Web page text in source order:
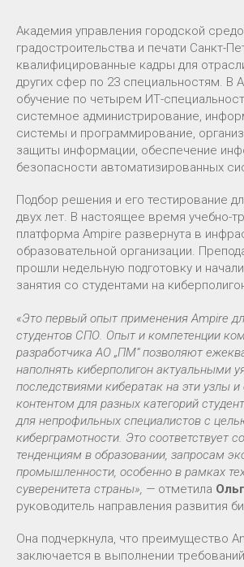
Академия управления городской
градостроительства и печати Санкт-
квалифицированные кадры для
других сфер по 23 специальностям. В
обучение по четырем ИТ-
системное администрирование,
системы и программирование,
защиты информации, обеспечение
безопасности автоматизированных
Подбор решения и его тестирование
двух лет. В настоящее время учебно-
платформа Ampire развернута в
образовательной организации.
прошли недельную подготовку и
занятия со студентами на
«Это первый опыт применения Ampire
студентов СПО. Опыт и компетенции
разработчика АО „ПМ“ позволяют
наполнять киберполигон актуальными
последствиями кибератак на эти узлы
контентом для разных категорий
для непрофильных специалистов с
киберграмотности. Это соответствует
тенденциям в образовании, запросам
промышленности, особенно в рамках
суверенитета страны», — отметила
руководитель направления развития
Она подчеркнула, что преимущество
заключается в выполнении